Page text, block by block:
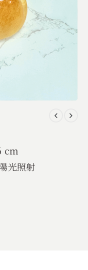
cm
光照射